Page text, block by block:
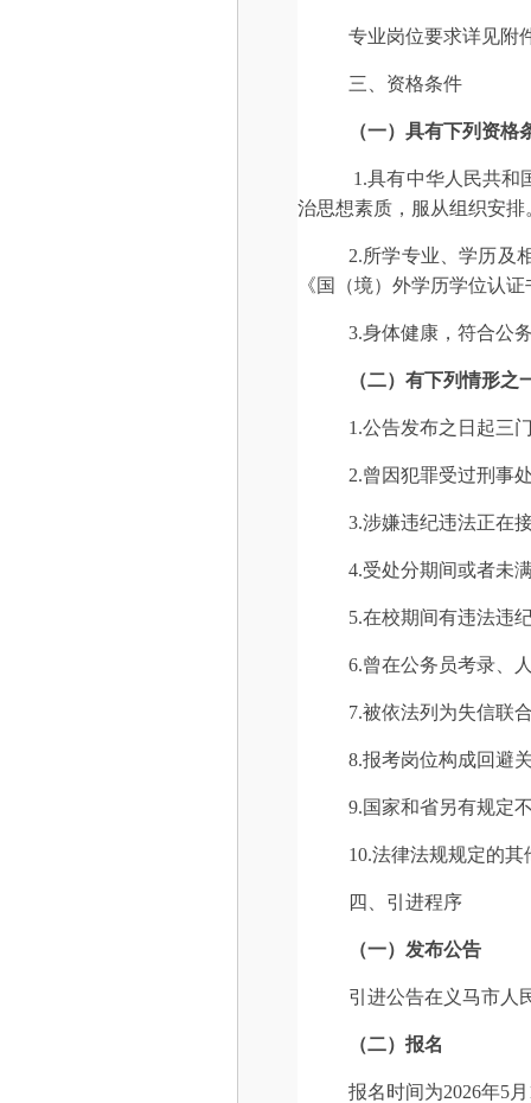
专业岗位要求详见附
三、资格条件
（一）具有下列资格
1.具有中华人民共和
治思想素质，服从组织安排
2.所学专业、学历及
《国（境）外学历学位认
3.身体健康，符合公
（二）有下列情形之
1.公告发布之日起三
2.曾因犯罪受过刑事
3.涉嫌违纪违法正在
4.受处分期间或者未
5.在校期间有违法违
6.曾在公务员考录、
7.被依法列为失信联
8.报考岗位构成回避
9.国家和省另有规定
10.法律法规规定的
四、引进程序
（一）发布公告
引进公告在义马市人
（二）报名
报名时间为2026年5